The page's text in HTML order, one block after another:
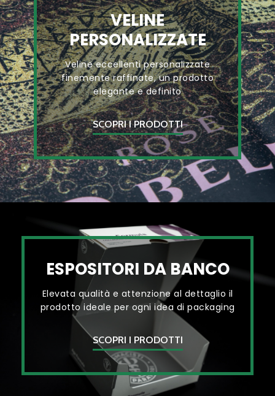
VELINE
PERSONALIZZATE
Veline eccellenti personalizzate
finemente raffinate, un prodotto
elegante e definito
SCOPRI I PRODOTTI
ESPOSITORI DA BANCO
Elevata qualità e attenzione al dettaglio il
prodotto ideale per ogni idea di packaging
SCOPRI I PRODOTTI